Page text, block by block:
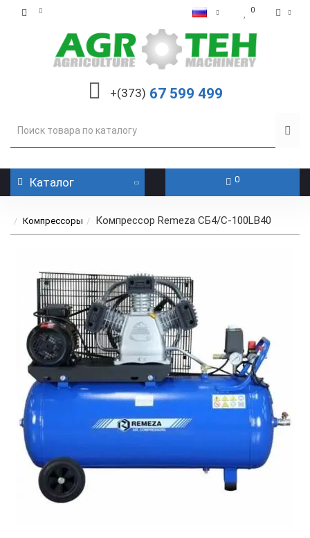
0
+(373) 67 599 499
Каталог 0
Компрессоры Компрессор Remeza СБ4/С-100LB40